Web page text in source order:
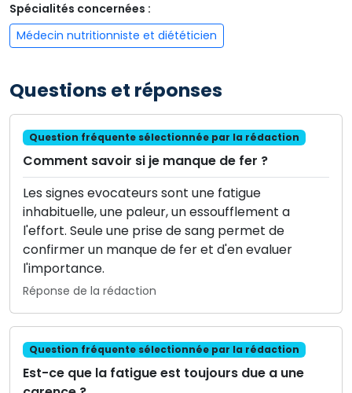
Spécialités concernées :
Médecin nutritionniste et diététicien
Questions et réponses
Question fréquente sélectionnée par la rédaction
Comment savoir si je manque de fer ?
Les signes evocateurs sont une fatigue
inhabituelle, une paleur, un essoufflement a
l'effort. Seule une prise de sang permet de
confirmer un manque de fer et d'en evaluer
l'importance.
Réponse de la rédaction
Question fréquente sélectionnée par la rédaction
Est-ce que la fatigue est toujours due a une